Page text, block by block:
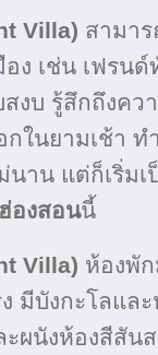
Villa) สามาร
ง เช่น เฟรน
งบ รู้สึกถึงค
ในยามเช้า
นาน แต่ก็เริ่ม
องสอนนี้
Villa) ห้องพั
มีบังกะโลแล
ผนังห้องสีสัน